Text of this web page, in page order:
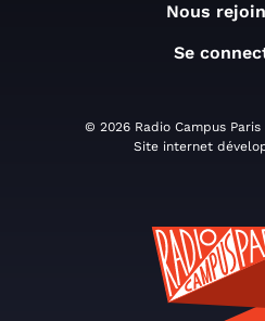
Nous
Se
© 2026 Radio Campus
Site internet